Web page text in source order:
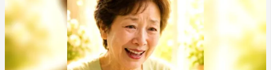
物語のシチュエーションはもちろん、セットも大きな見ど
ころとなる本作。CUBEの実際のセットを見た時の感想を
聞かれた岡田は「こんなにすごいものを作れるんだって感
動しました」と精巧に作られたセットへの感動を語った。